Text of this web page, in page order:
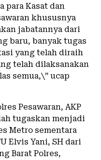
para Kasat dan
khususnya
jabatannya dari
baru, banyak tugas
yang telah diraih
telah dilaksanakan
semua,\” ucap
Pesawaran, AKP
tugaskan menjadi
Metro sementara
Elvis Yani, SH dari
Barat Polres,